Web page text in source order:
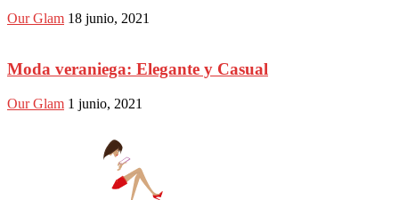
Our Glam 18 junio, 2021
Moda veraniega: Elegante y Casual
Our Glam 1 junio, 2021